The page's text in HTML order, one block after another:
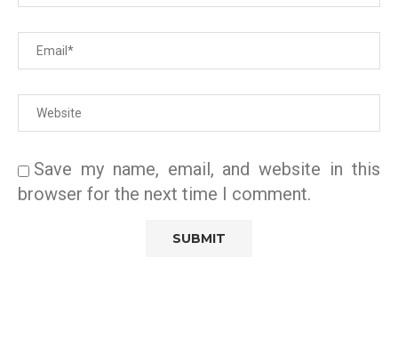
Save my name, email, and website in this
browser for the next time I comment.